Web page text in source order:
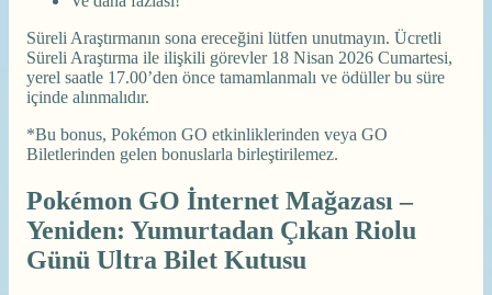
Süreli Araştırmanın sona ereceğini lütfen unutmayın. Ücretli
Süreli Araştırma ile ilişkili görevler 18 Nisan 2026 Cumartesi,
yerel saatle 17.00’den önce tamamlanmalı ve ödüller bu süre
içinde alınmalıdır.
*Bu bonus, Pokémon GO etkinliklerinden veya GO
Biletlerinden gelen bonuslarla birleştirilemez.
Pokémon GO İnternet Mağazası –
Yeniden: Yumurtadan Çıkan Riolu
Günü Ultra Bilet Kutusu